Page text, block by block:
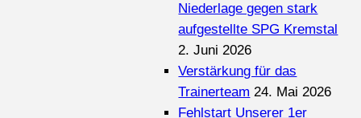
Niederlage gegen stark
aufgestellte SPG Kremstal
2. Juni 2026
Verstärkung für das
Trainerteam 24. Mai 2026
Fehlstart Unserer 1er